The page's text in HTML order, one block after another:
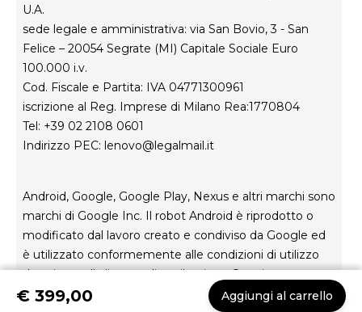
€ 399,00 Aggiungi al carrello
U.A.
sede legale e amministrativa: via San Bovio, 3 - San
Felice – 20054 Segrate (MI) Capitale Sociale Euro
100.000 i.v.
Cod. Fiscale e Partita: IVA 04771300961
iscrizione al Reg. Imprese di Milano Rea:1770804
Tel: +39 02 2108 0601
Indirizzo PEC: lenovo@legalmail.it
Android, Google, Google Play, Nexus e altri marchi sono
marchi di Google Inc. Il robot Android è riprodotto o
modificato dal lavoro creato e condiviso da Google ed
è utilizzato conformemente alle condizioni di utilizzo
descritte nella licenza di attribuzione Creative
Commons 3.0.